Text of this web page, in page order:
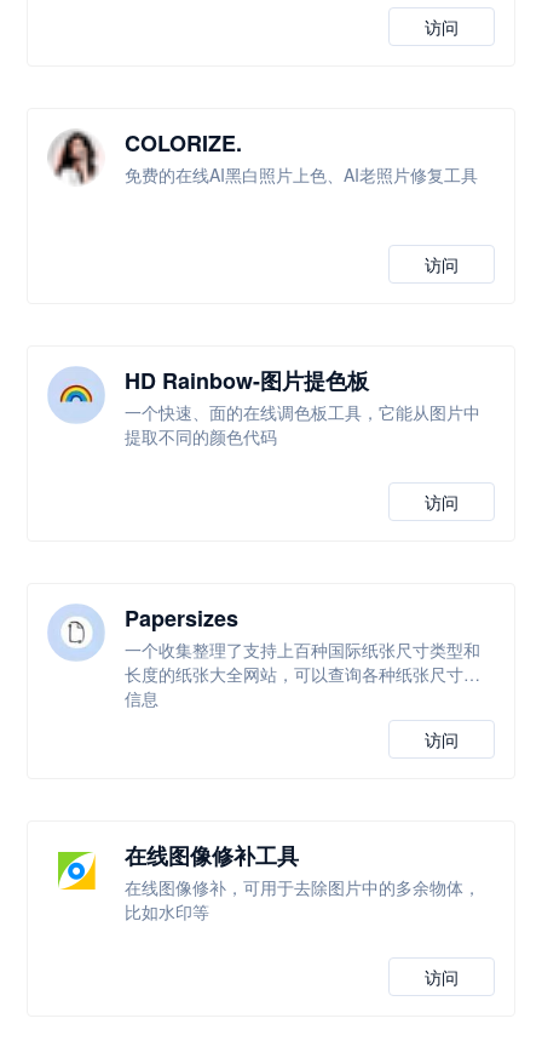
访问
COLORIZE.
免费的在线AI黑白照片上色、AI老照片修复工具
访问
HD Rainbow-图片提色板
一个快速、面的在线调色板工具，它能从图片中
提取不同的颜色代码
访问
Papersizes
一个收集整理了支持上百种国际纸张尺寸类型和
长度的纸张大全网站，可以查询各种纸张尺寸等
信息
访问
在线图像修补工具
在线图像修补，可用于去除图片中的多余物体，
比如水印等
访问